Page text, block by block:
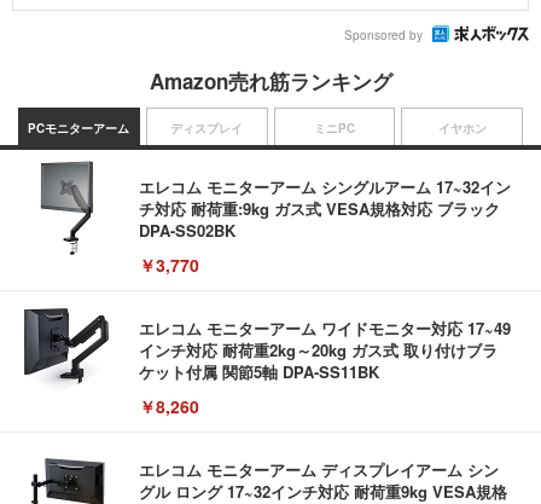
Sponsored by
Amazon売れ筋ランキング
PCモニターアーム
エレコム モニターアーム シングルアーム 17~32イン
チ対応 耐荷重:9kg ガス式 VESA規格対応 ブラック
DPA-SS02BK
￥3,770
エレコム モニターアーム ワイドモニター対応 17~49
インチ対応 耐荷重2kg～20kg ガス式 取り付けブラ
ケット付属 関節5軸 DPA-SS11BK
￥8,260
エレコム モニターアーム ディスプレイアーム シン
グル ロング 17~32インチ対応 耐荷重9kg VESA規格
ディスプレイ ミニPC イヤホン